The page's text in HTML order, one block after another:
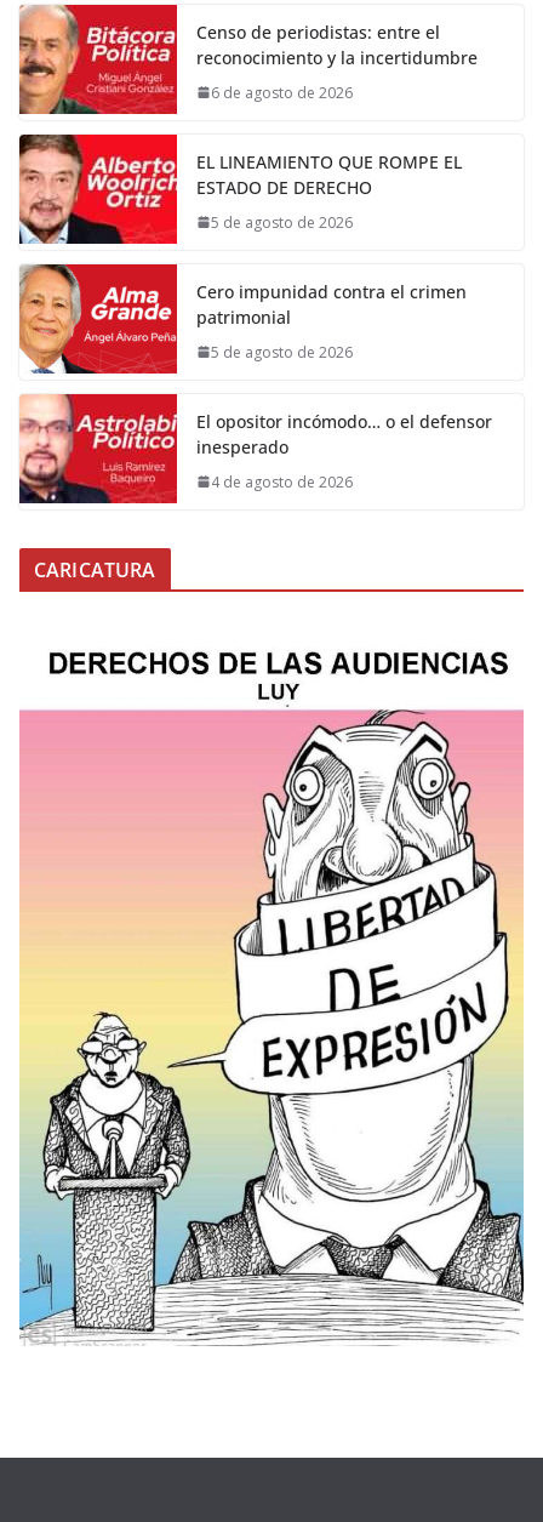
Censo de periodistas: entre el
reconocimiento y la incertidumbre
6 de agosto de 2026
EL LINEAMIENTO QUE ROMPE EL
ESTADO DE DERECHO
5 de agosto de 2026
Cero impunidad contra el crimen
patrimonial
5 de agosto de 2026
El opositor incómodo… o el defensor
inesperado
4 de agosto de 2026
CARICATURA